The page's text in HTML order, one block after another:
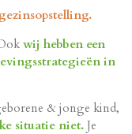
wij hebben een
in
& jonge kind,
situatie niet. Je